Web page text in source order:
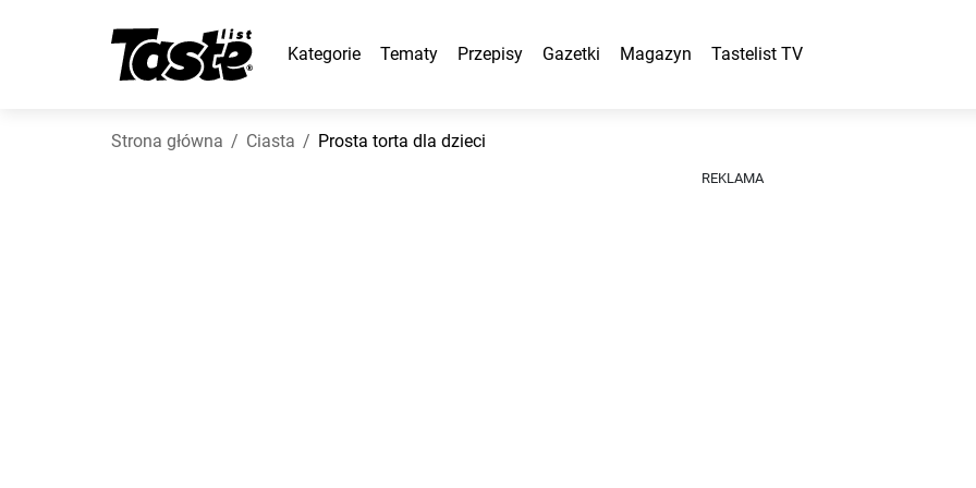
Kategorie Tematy Przepisy Gazetki Magazyn Tastelist TV
Strona główna Ciasta Prosta torta dla dzieci
REKLAMA